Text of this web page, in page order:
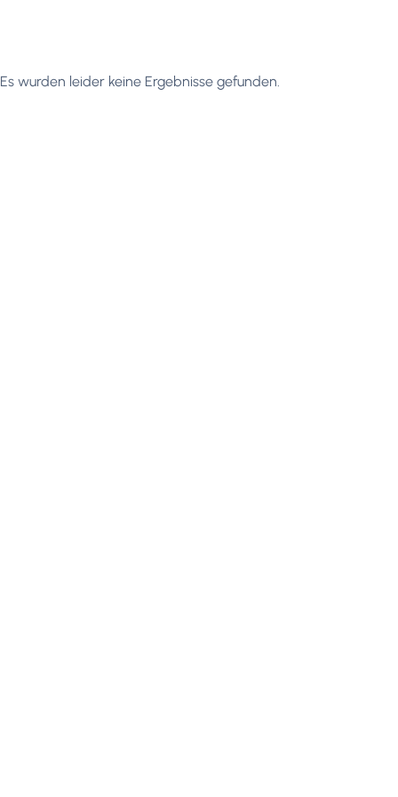
Es wurden leider keine Ergebnisse gefunden.